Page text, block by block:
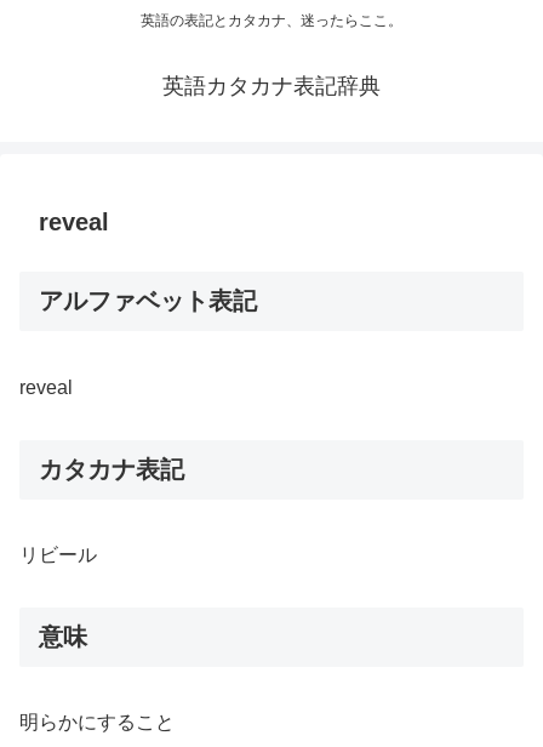
英語の表記とカタカナ、迷ったらここ。
英語カタカナ表記辞典
reveal
アルファベット表記
reveal
カタカナ表記
リビール
意味
明らかにすること